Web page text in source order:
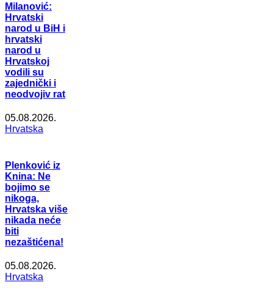
Milanović:
Hrvatski
narod u BiH i
hrvatski
narod u
Hrvatskoj
vodili su
zajednički i
neodvojiv rat
05.08.2026.
Hrvatska
Plenković iz
Knina: Ne
bojimo se
nikoga,
Hrvatska više
nikada neće
biti
nezaštićena!
05.08.2026.
Hrvatska